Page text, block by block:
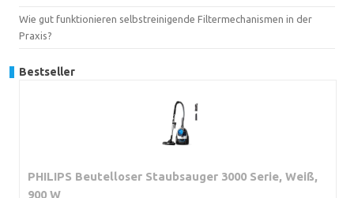
Wie gut funktionieren selbstreinigende Filtermechanismen in der
Praxis?
Bestseller
PHILIPS Beutelloser Staubsauger 3000 Serie, Weiß,
900 W